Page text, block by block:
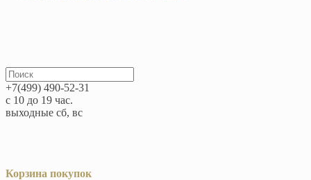
+7(499) 490-52-31
с 10 до 19 час.
выходные сб, вс
Корзина покупок